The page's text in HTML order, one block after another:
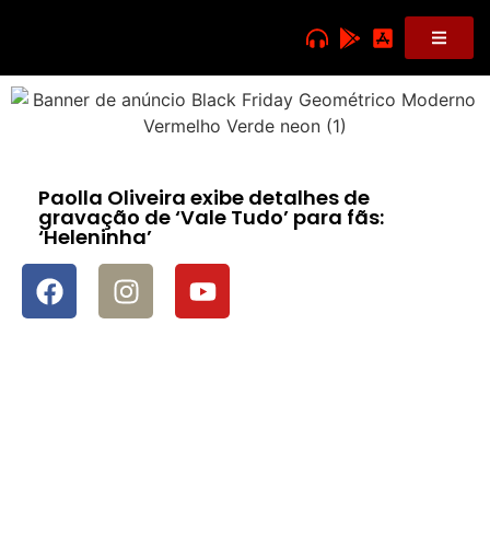
Paolla Oliveira exibe detalhes de
gravação de ‘Vale Tudo’ para fãs:
‘Heleninha’